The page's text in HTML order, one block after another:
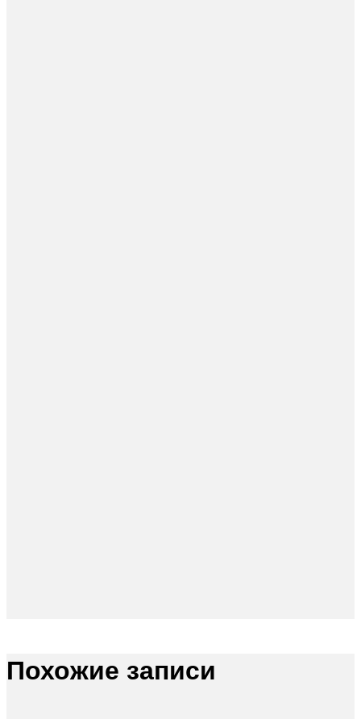
Похожие записи